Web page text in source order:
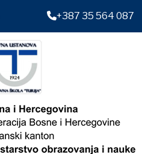
+387 35 564 087